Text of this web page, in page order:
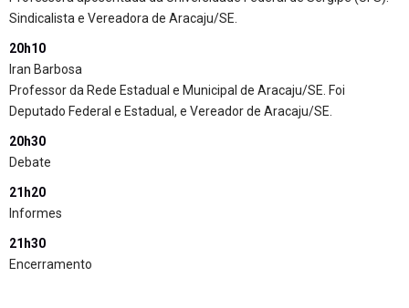
Sindicalista e Vereadora de Aracaju/SE.
20h10
Iran Barbosa
Professor da Rede Estadual e Municipal de Aracaju/SE. Foi
Deputado Federal e Estadual, e Vereador de Aracaju/SE.
20h30
Debate
21h20
Informes
21h30
Encerramento